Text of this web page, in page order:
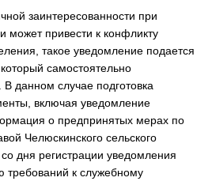
заинтересованности при
может привести к конфликту
такое уведомление подается
самостоятельно
данном случае подготовка
включая уведомление
о предпринятых мерах по
Челюскинского сельского
дня регистрации уведомления
требований к служебному